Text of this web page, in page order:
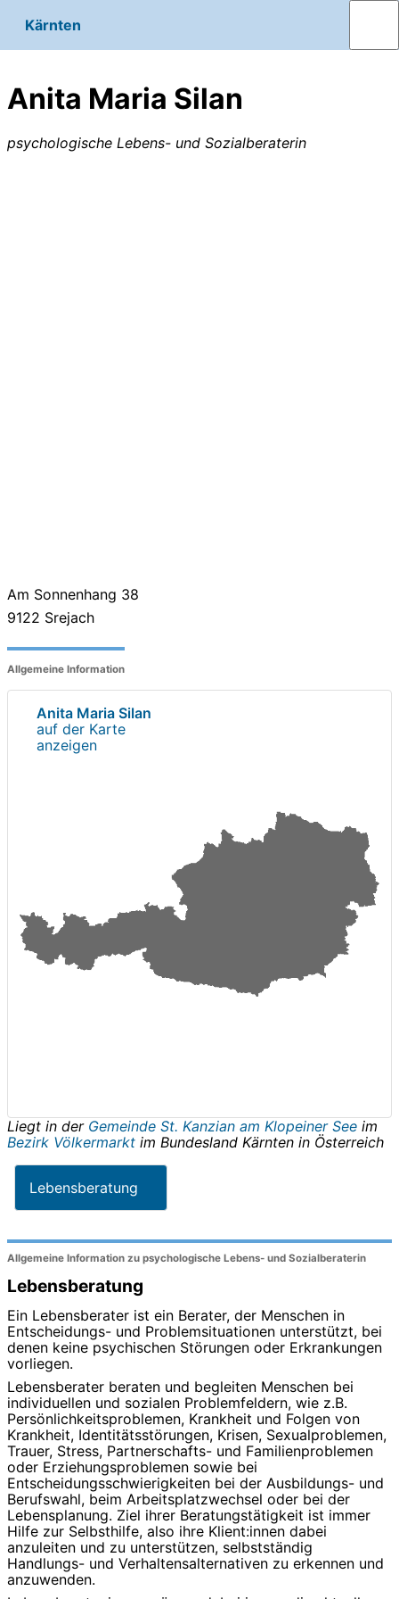
Kärnten
Anita Maria Silan
psychologische Lebens- und Sozialberaterin
Am Sonnenhang 38
9122 Srejach
Allgemeine Information
Anita Maria Silan
auf der Karte
anzeigen
Liegt in der Gemeinde St. Kanzian am Klopeiner See im
Bezirk Völkermarkt im Bundesland Kärnten in Österreich
Lebensberatung
Allgemeine Information zu psychologische Lebens- und Sozialberaterin
Lebensberatung
Ein Lebensberater ist ein Berater, der Menschen in
Entscheidungs- und Problemsituationen unterstützt, bei
denen keine psychischen Störungen oder Erkrankungen
vorliegen.
Lebensberater beraten und begleiten Menschen bei
individuellen und sozialen Problemfeldern, wie z.B.
Persönlichkeitsproblemen, Krankheit und Folgen von
Krankheit, Identitätsstörungen, Krisen, Sexualproblemen,
Trauer, Stress, Partnerschafts- und Familienproblemen
oder Erziehungsproblemen sowie bei
Entscheidungsschwierigkeiten bei der Ausbildungs- und
Berufswahl, beim Arbeitsplatzwechsel oder bei der
Lebensplanung. Ziel ihrer Beratungstätigkeit ist immer
Hilfe zur Selbsthilfe, also ihre Klient:innen dabei
anzuleiten und zu unterstützen, selbstständig
Handlungs- und Verhaltensalternativen zu erkennen und
anzuwenden.